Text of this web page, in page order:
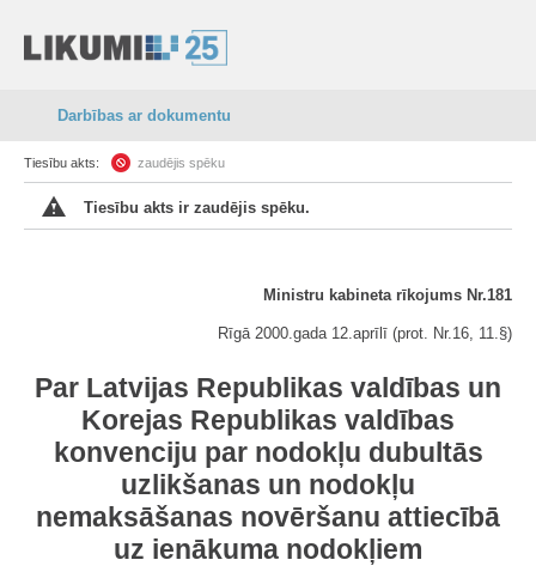
Darbības ar dokumentu
Tiesību akts: zaudējis spēku
Tiesību akts ir zaudējis spēku.
Ministru kabineta rīkojums Nr.181
Rīgā 2000.gada 12.aprīlī (prot. Nr.16, 11.§)
Par Latvijas Republikas valdības un
Korejas Republikas valdības
konvenciju par nodokļu dubultās
uzlikšanas un nodokļu
nemaksāšanas novēršanu attiecībā
uz ienākuma nodokļiem